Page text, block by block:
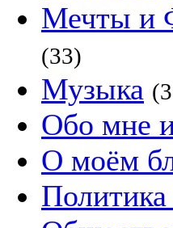
Мечты и
(33)
Музыка
Обо мне
О моём